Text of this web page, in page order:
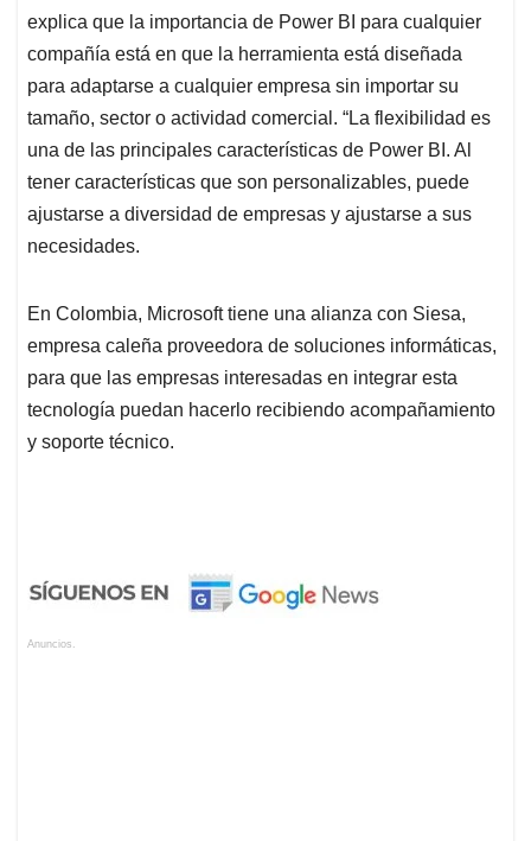
explica que la importancia de Power BI para cualquier
compañía está en que la herramienta está diseñada
para adaptarse a cualquier empresa sin importar su
tamaño, sector o actividad comercial. “La flexibilidad es
una de las principales características de Power BI. Al
tener características que son personalizables, puede
ajustarse a diversidad de empresas y ajustarse a sus
necesidades.
En Colombia, Microsoft tiene una alianza con Siesa,
empresa caleña proveedora de soluciones informáticas,
para que las empresas interesadas en integrar esta
tecnología puedan hacerlo recibiendo acompañamiento
y soporte técnico.
Anuncios.